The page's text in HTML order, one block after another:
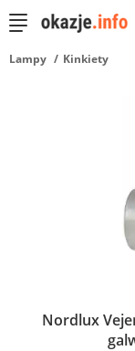
Lampy Kinkiety
Nordlux